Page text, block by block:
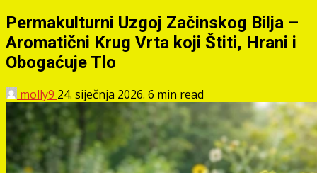
Permakulturni Uzgoj Začinskog Bilja –
Aromatični Krug Vrta koji Štiti, Hrani i
Obogaćuje Tlo
molly9 24. siječnja 2026. 6 min read